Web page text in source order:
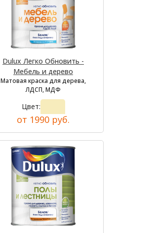
Dulux Легко Обновить -
Мебель и дерево
Матовая краска для дерева,
ЛДСП, МДФ
Цвет:
от 1990 руб.